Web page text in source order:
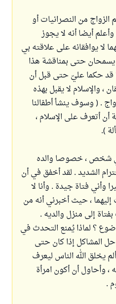
الزواج من النصرانيات أو
أيضا أنه لا يجوز
لا يوافقانه على علاقته بي
حتى بمناقشة هذا
قد حكما عليّ حتى قبل أن
، والإسلام لا يقبل بهذه
. ( وسوف ينشأ أطفالنا
أن أتعرف على الإسلام ،
).
شخص ، خصوصا والده
الشديد . لقد أخفق في أن
وأني فتاة جيدة . وأنا لا
، حيث أخبرني أنه من
إلى منزل والديه .
؟ لماذا يُمنع التحدث في
المشاكل إذا كان حتى
يخلق الله الناس ليعرف
، وأحاول أن أكون امرأة
.